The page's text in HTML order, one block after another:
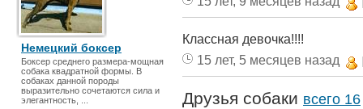
Немецкий боксер
Боксер среднего размера-мощная
собака квадратной формы. В
собаках данной породы
выразительно сочетаются сила и
элегантность, ...
Классная девочка!!!!
15 лет, 5 месяцев назад
Друзья собаки всего 16